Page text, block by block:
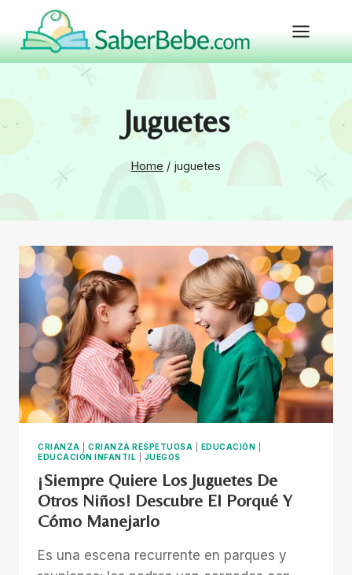
content
Juguetes
Home / juguetes
CRIANZA CRIANZA RESPETUOSA EDUCACIÓN
EDUCACIÓN INFANTIL
JUEGOS
¡Siempre Quiere Los Juguetes De
Otros Niños! Descubre El Porqué Y
Cómo Manejarlo
Es una escena recurrente en parques y